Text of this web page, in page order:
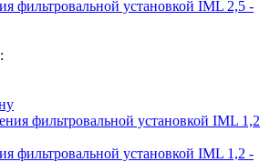
фильтровальной установкой IML 2,5 -
фильтровальной установкой IML 1,2 -